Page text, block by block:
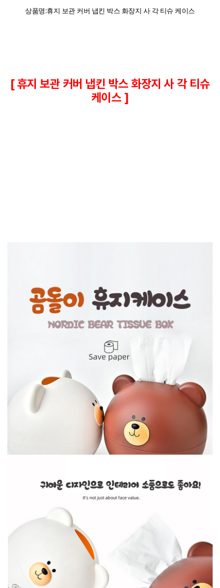
상품명:휴지 보관 커버 냅킨 박스 화장지 사 각 티슈 케이스
[ 휴지 보관 커버 냅킨 박스 화장지 사 각 티슈
케이스 ]